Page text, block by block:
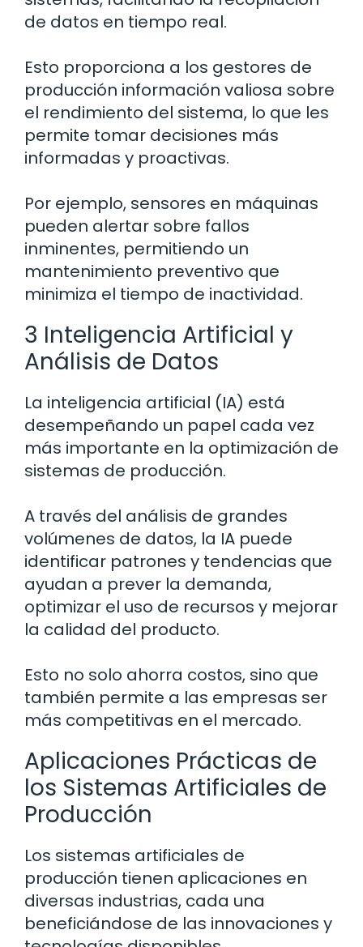
de datos en tiempo real.
Esto proporciona a los gestores de
producción información valiosa sobre
el rendimiento del sistema, lo que les
permite tomar decisiones más
informadas y proactivas.
Por ejemplo, sensores en máquinas
pueden alertar sobre fallos
inminentes, permitiendo un
mantenimiento preventivo que
minimiza el tiempo de inactividad.
3 Inteligencia Artificial y
Análisis de Datos
La inteligencia artificial (IA) está
desempeñando un papel cada vez
más importante en la optimización de
sistemas de producción.
A través del análisis de grandes
volúmenes de datos, la IA puede
identificar patrones y tendencias que
ayudan a prever la demanda,
optimizar el uso de recursos y mejorar
la calidad del producto.
Esto no solo ahorra costos, sino que
también permite a las empresas ser
más competitivas en el mercado.
Aplicaciones Prácticas de
los Sistemas Artificiales de
Producción
Los sistemas artificiales de
producción tienen aplicaciones en
diversas industrias, cada una
beneficiándose de las innovaciones y